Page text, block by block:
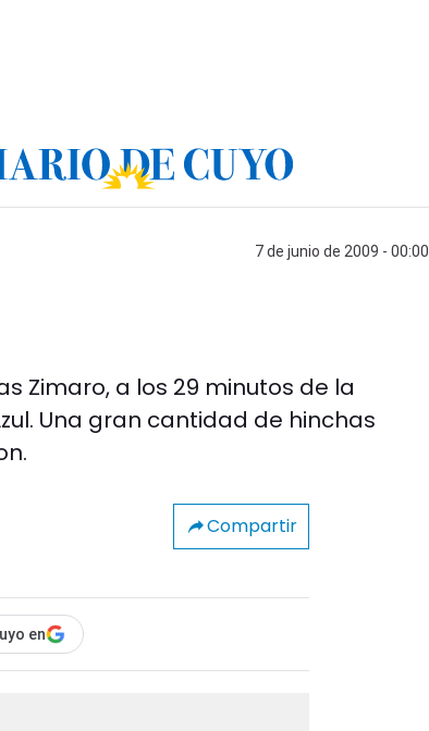
7 de junio de 2009 - 00:00
Zimaro, a los 29 minutos de la
Una gran cantidad de hinchas
Compartir
en